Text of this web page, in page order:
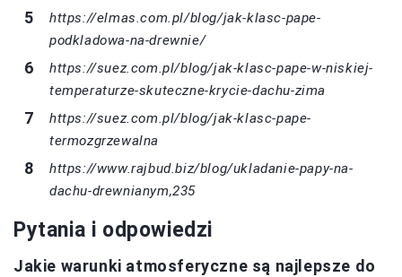
https://elmas.com.pl/blog/jak-klasc-pape-
podkladowa-na-drewnie/
https://suez.com.pl/blog/jak-klasc-pape-w-niskiej-
temperaturze-skuteczne-krycie-dachu-zima
https://suez.com.pl/blog/jak-klasc-pape-
termozgrzewalna
https://www.rajbud.biz/blog/ukladanie-papy-na-
dachu-drewnianym,235
Pytania i odpowiedzi
Jakie warunki atmosferyczne są najlepsze do